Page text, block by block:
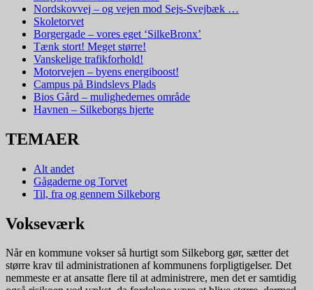
Nordskovvej – og vejen mod Sejs-Svejbæk …
Skoletorvet
Borgergade – vores eget ‘SilkeBronx’
Tænk stort! Meget større!
Vanskelige trafikforhold!
Motorvejen – byens energiboost!
Campus på Bindslevs Plads
Bios Gård – mulighedernes område
Havnen – Silkeborgs hjerte
TEMAER
Alt andet
Gågaderne og Torvet
Til, fra og gennem Silkeborg
Vokseværk
Når en kommune vokser så hurtigt som Silkeborg gør, sætter det
større krav til administrationen af kommunens forpligtigelser. Det
nemmeste er at ansatte flere til at administrere, men det er samtidig